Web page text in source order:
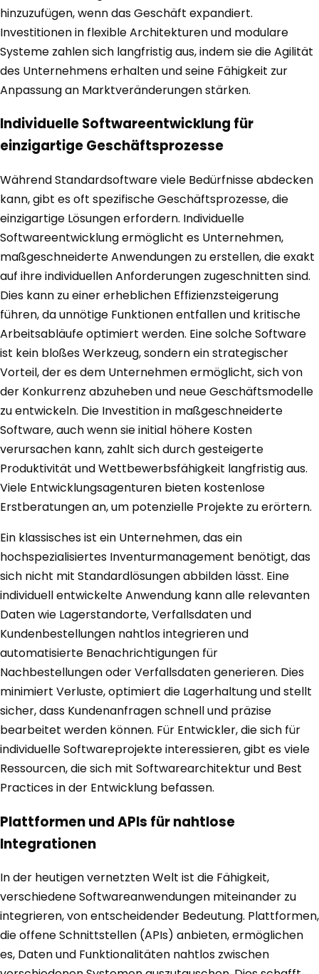
hinzuzufügen, wenn das Geschäft expandiert.
Investitionen in flexible Architekturen und modulare
Systeme zahlen sich langfristig aus, indem sie die Agilität
des Unternehmens erhalten und seine Fähigkeit zur
Anpassung an Marktveränderungen stärken.
Individuelle Softwareentwicklung für
einzigartige Geschäftsprozesse
Während Standardsoftware viele Bedürfnisse abdecken
kann, gibt es oft spezifische Geschäftsprozesse, die
einzigartige Lösungen erfordern. Individuelle
Softwareentwicklung ermöglicht es Unternehmen,
maßgeschneiderte Anwendungen zu erstellen, die exakt
auf ihre individuellen Anforderungen zugeschnitten sind.
Dies kann zu einer erheblichen Effizienzsteigerung
führen, da unnötige Funktionen entfallen und kritische
Arbeitsabläufe optimiert werden. Eine solche Software
ist kein bloßes Werkzeug, sondern ein strategischer
Vorteil, der es dem Unternehmen ermöglicht, sich von
der Konkurrenz abzuheben und neue Geschäftsmodelle
zu entwickeln. Die Investition in maßgeschneiderte
Software, auch wenn sie initial höhere Kosten
verursachen kann, zahlt sich durch gesteigerte
Produktivität und Wettbewerbsfähigkeit langfristig aus.
Viele Entwicklungsagenturen bieten kostenlose
Erstberatungen an, um potenzielle Projekte zu erörtern.
Ein klassisches ist ein Unternehmen, das ein
hochspezialisiertes Inventurmanagement benötigt, das
sich nicht mit Standardlösungen abbilden lässt. Eine
individuell entwickelte Anwendung kann alle relevanten
Daten wie Lagerstandorte, Verfallsdaten und
Kundenbestellungen nahtlos integrieren und
automatisierte Benachrichtigungen für
Nachbestellungen oder Verfallsdaten generieren. Dies
minimiert Verluste, optimiert die Lagerhaltung und stellt
sicher, dass Kundenanfragen schnell und präzise
bearbeitet werden können. Für Entwickler, die sich für
individuelle Softwareprojekte interessieren, gibt es viele
Ressourcen, die sich mit Softwarearchitektur und Best
Practices in der Entwicklung befassen.
Plattformen und APIs für nahtlose
Integrationen
In der heutigen vernetzten Welt ist die Fähigkeit,
verschiedene Softwareanwendungen miteinander zu
integrieren, von entscheidender Bedeutung. Plattformen,
die offene Schnittstellen (APIs) anbieten, ermöglichen
es, Daten und Funktionalitäten nahtlos zwischen